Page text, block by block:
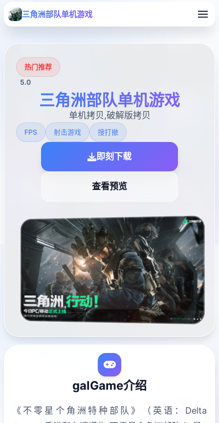
三角洲部队单机游戏
热门推荐
5.0
三角洲部队单机游戏
单机拷贝,破解版拷贝
FPS 射击游戏 搜打撤
即刻下载
查看预览
galGame介绍
《不零星个角洲特种部队》（英语：Delta